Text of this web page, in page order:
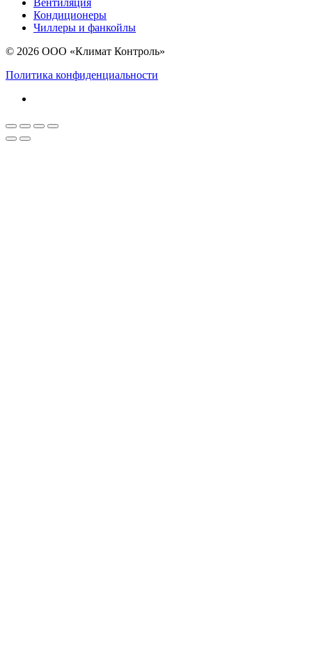
Вентиляция
Кондиционеры
Чиллеры и фанкойлы
© 2026 ООО «Климат Контроль»
Политика конфиденциальности